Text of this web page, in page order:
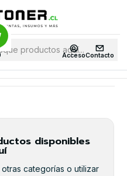
AccesoContacto
· Despachoa Todo Chile · Retiro en
24 Horas
HP Equipos HP 1150
disponibles
categorías o utilizar